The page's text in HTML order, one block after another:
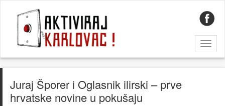
Juraj Šporer i Oglasnik ilirski – prve
hrvatske novine u pokušaju